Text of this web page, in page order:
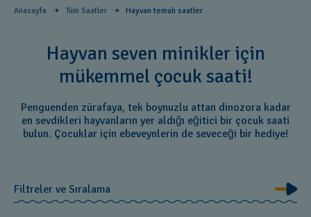
Anasayfa Tüm Saatler Hayvan temalı saatler
Hayvan seven minikler için
mükemmel çocuk saati!
Penguenden zürafaya, tek boynuzlu attan dinozora kadar
en sevdikleri hayvanların yer aldığı eğitici bir çocuk saati
bulun. Çocuklar için ebeveynlerin de seveceği bir hediye!
Filtreler ve Sıralama